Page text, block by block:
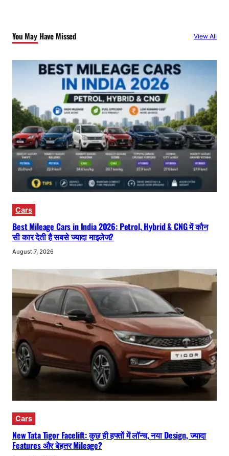
You May Have Missed View All
Cars
Best Mileage Cars in India 2026: Petrol, Hybrid & CNG में कौन
सी कार देती है सबसे ज्यादा माइलेज?
August 7, 2026
Cars
New Tata Tigor Facelift: कुछ ही हफ्तों में लॉन्च, नया Design, ज्यादा
Features और बेहतर Mileage?